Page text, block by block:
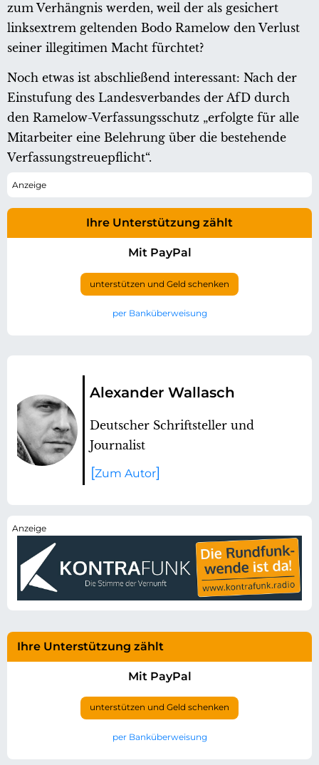
zum Verhängnis werden, weil der als gesichert
linksextrem geltenden Bodo Ramelow den Verlust
seiner illegitimen Macht fürchtet?
Noch etwas ist abschließend interessant: Nach der
Einstufung des Landesverbandes der AfD durch
den Ramelow-Verfassungsschutz „erfolgte für alle
Mitarbeiter eine Belehrung über die bestehende
Verfassungstreuepflicht“.
Ihre Unterstützung zählt
Mit PayPal
unterstützen und Geld schenken
per Banküberweisung
Alexander Wallasch
Deutscher Schriftsteller und
Journalist
Zum Autor
Ihre Unterstützung zählt
Mit PayPal
unterstützen und Geld schenken
per Banküberweisung